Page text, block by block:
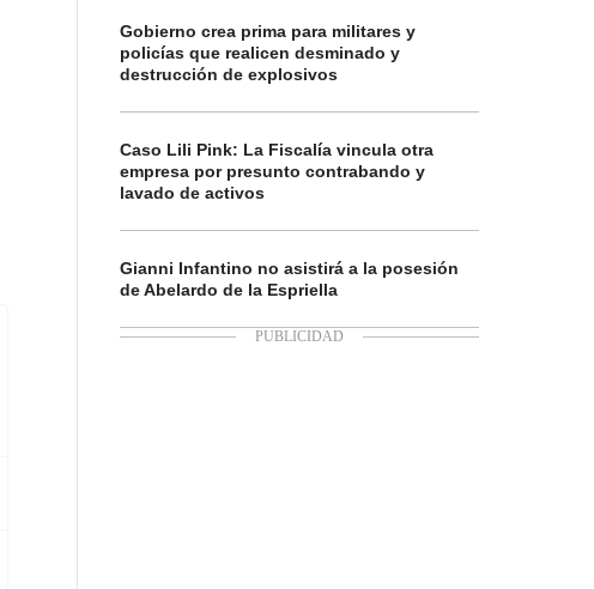
Gobierno crea prima para militares y
policías que realicen desminado y
destrucción de explosivos
Caso Lili Pink: La Fiscalía vincula otra
empresa por presunto contrabando y
lavado de activos
Gianni Infantino no asistirá a la posesión
de Abelardo de la Espriella